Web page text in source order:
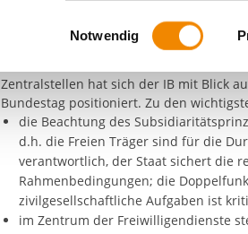
ausgeschlossen werden.
zusätzlichen Risiken für
Weitere Details finden Sie
Sie möchten, dass alle
Kategorien auswählen. Sie
Zwecke entscheiden und
Ihre etwaige Einwilligung
der von Ihnen
aufgrund berechtigter
Einwilligungsauswahl
Notwendig
Bundestagswahl 2013
Zentralstellen hat sich der IB mit Blick
Bundestag positioniert. Zu den
die Beachtung des
d.h. die Freien Träger sind für die
verantwortlich, der Staat sichert die
Rahmenbedingungen; die
zivilgesellschaftliche Aufgaben ist
im Zentrum der Freiwilligendienste